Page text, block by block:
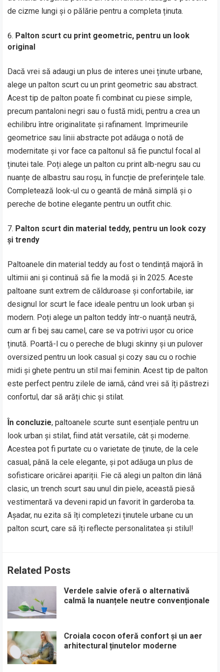
de cizme lungi și o pălărie pentru a completa ținuta.
Palton scurt cu print geometric, pentru un look
original
Dacă vrei să adaugi un plus de interes unei ținute urbane,
alege un palton scurt cu un print geometric sau abstract.
Acest tip de palton poate fi combinat cu piese simple,
precum pantaloni negri sau o fustă midi, pentru a crea un
echilibru între originalitate și rafinament. Imprimeurile
geometrice sau linii abstracte pot adăuga o notă de
modernitate și vor face ca paltonul să fie punctul focal al
ținutei tale. Poți alege un palton cu print alb-negru sau cu
nuanțe de albastru sau roșu, în funcție de preferințele tale.
Completează look-ul cu o geantă de mână simplă și o
pereche de botine elegante pentru un outfit chic.
Palton scurt din material teddy, pentru un look cozy
și trendy
Paltoanele din material teddy au fost o tendință majoră în
ultimii ani și continuă să fie la modă și în 2025. Aceste
paltoane sunt extrem de călduroase și confortabile, iar
designul lor scurt le face ideale pentru un look urban și
modern. Poți alege un palton teddy într-o nuanță neutră,
cum ar fi bej sau camel, care se va potrivi ușor cu orice
ținută. Poartă-l cu o pereche de blugi skinny și un pulover
oversized pentru un look casual și cozy sau cu o rochie
midi și ghete pentru un stil mai feminin. Acest tip de palton
este perfect pentru zilele de iarnă, când vrei să îți păstrezi
confortul, dar să arăți chic și stilat.
În concluzie, paltoanele scurte sunt esențiale pentru un
look urban și stilat, fiind atât versatile, cât și moderne.
Acestea pot fi purtate cu o varietate de ținute, de la cele
casual, până la cele elegante, și pot adăuga un plus de
sofisticare oricărei apariții. Fie că alegi un palton din lână
clasic, un trench scurt sau unul din piele, această piesă
vestimentară va deveni rapid un favorit în garderoba ta.
Așadar, nu ezita să îți completezi ținutele urbane cu un
palton scurt, care să îți reflecte personalitatea și stilul!
Related Posts
Verdele salvie oferă o alternativă
calmă la nuanțele neutre convenționale
Croiala cocon oferă confort și un aer
arhitectural ținutelor moderne